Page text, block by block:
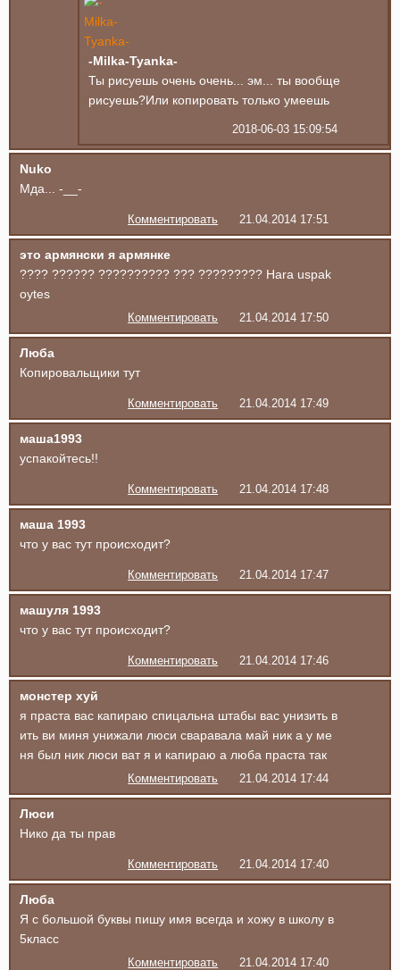
-Milka-Tyanka-
Ты рисуешь очень очень... эм... ты вообще
рисуешь?Или копировать только умеешь
2018-06-03 15:09:54
Nuko
Мда... -__-
Комментировать 21.04.2014 17:51
это армянски я армянке
???? ?????? ?????????? ??? ????????? Hara uspak
oytes
Комментировать 21.04.2014 17:50
Люба
Копировальщики тут
Комментировать 21.04.2014 17:49
маша1993
успакойтесь!!
Комментировать 21.04.2014 17:48
маша 1993
что у вас тут происходит?
Комментировать 21.04.2014 17:47
машуля 1993
что у вас тут происходит?
Комментировать 21.04.2014 17:46
монстер хуй
я праста вас капираю спицальна штабы вас унизить в
ить ви миня унижали люси сваравала май ник а у ме
ня был ник люси ват я и капираю а люба праста так
Комментировать 21.04.2014 17:44
Люси
Нико да ты прав
Комментировать 21.04.2014 17:40
Люба
Я с большой буквы пишу имя всегда и хожу в школу в
5класс
Комментировать 21.04.2014 17:40